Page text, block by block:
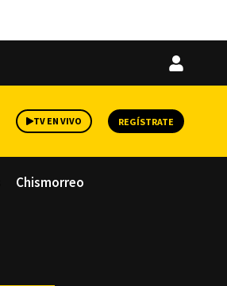
Iniciar
TV EN VIVO REGÍSTRATE
Chismorreo